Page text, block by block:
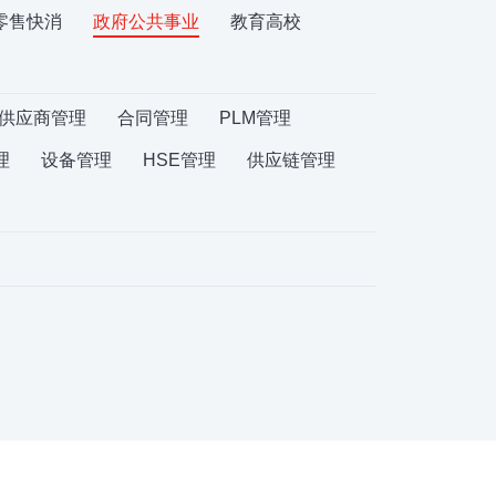
售快消 政府公共事业 教育高校
应商管理 合同管理 PLM管理
设备管理 HSE管理 供应链管理